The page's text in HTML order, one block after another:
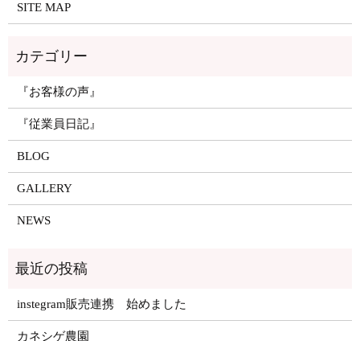
SITE MAP
『お客様の声』
『従業員日記』
BLOG
GALLERY
NEWS
instegram販売連携 始めました
カネシゲ農園